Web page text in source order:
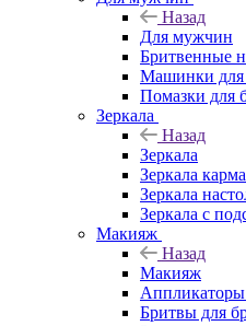
Назад
Для мужчин
Бритвенные
Машинки для
Помазки для
Зеркала
Назад
Зеркала
Зеркала
Зеркала
Зеркала с
Макияж
Назад
Макияж
Бритвы для